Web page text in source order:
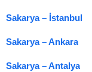
Sakarya – İstanbul
Sakarya – Ankara
Sakarya – Antalya